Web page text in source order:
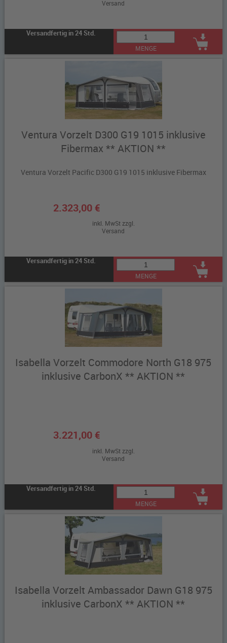
Versand
Versandfertig in 24 Std.
MENGE
Ventura Vorzelt D300 G19 1015 inklusive
Fibermax ** AKTION **
Ventura Vorzelt Pacific D300 G19 1015 inklusive Fibermax
2.323,00 €
inkl. MwSt zzgl.
Versand
Versandfertig in 24 Std.
MENGE
Isabella Vorzelt Commodore North G18 975
inklusive CarbonX ** AKTION **
3.221,00 €
inkl. MwSt zzgl.
Versand
Versandfertig in 24 Std.
MENGE
Isabella Vorzelt Ambassador Dawn G18 975
inklusive CarbonX ** AKTION **